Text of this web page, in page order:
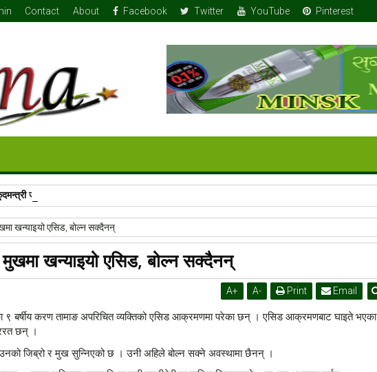
Contact About Facebook Twitter YouTube Pinterest
जेबी सुनारको ५० तोला सुन
खन्याइयो एसिड, बोल्न सक्दैनन्
मुखमा खन्याइयो एसिड, बोल्न सक्दैनन्
A+ A- Print Email
बर्षीय करण तामाङ अपरिचित व्यक्तिको एसिड आक्रमणमा परेका छन् । एसिड आक्रमणबाट घाइते भएका
छन् ।
जिब्रो र मुख सुन्निएको छ । उनी अहिले बोल्न सक्ने अवस्थामा छैनन् ।